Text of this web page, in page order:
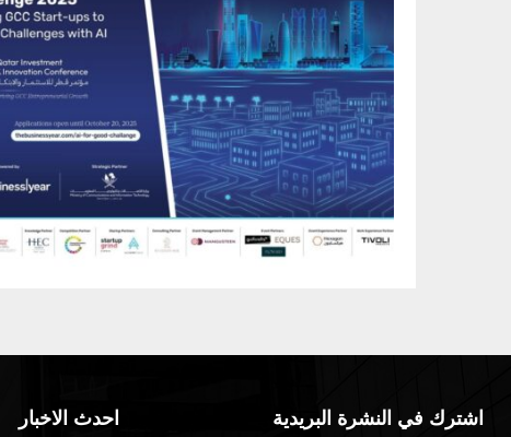
اشترك في النشرة البريدية احدث الاخبار